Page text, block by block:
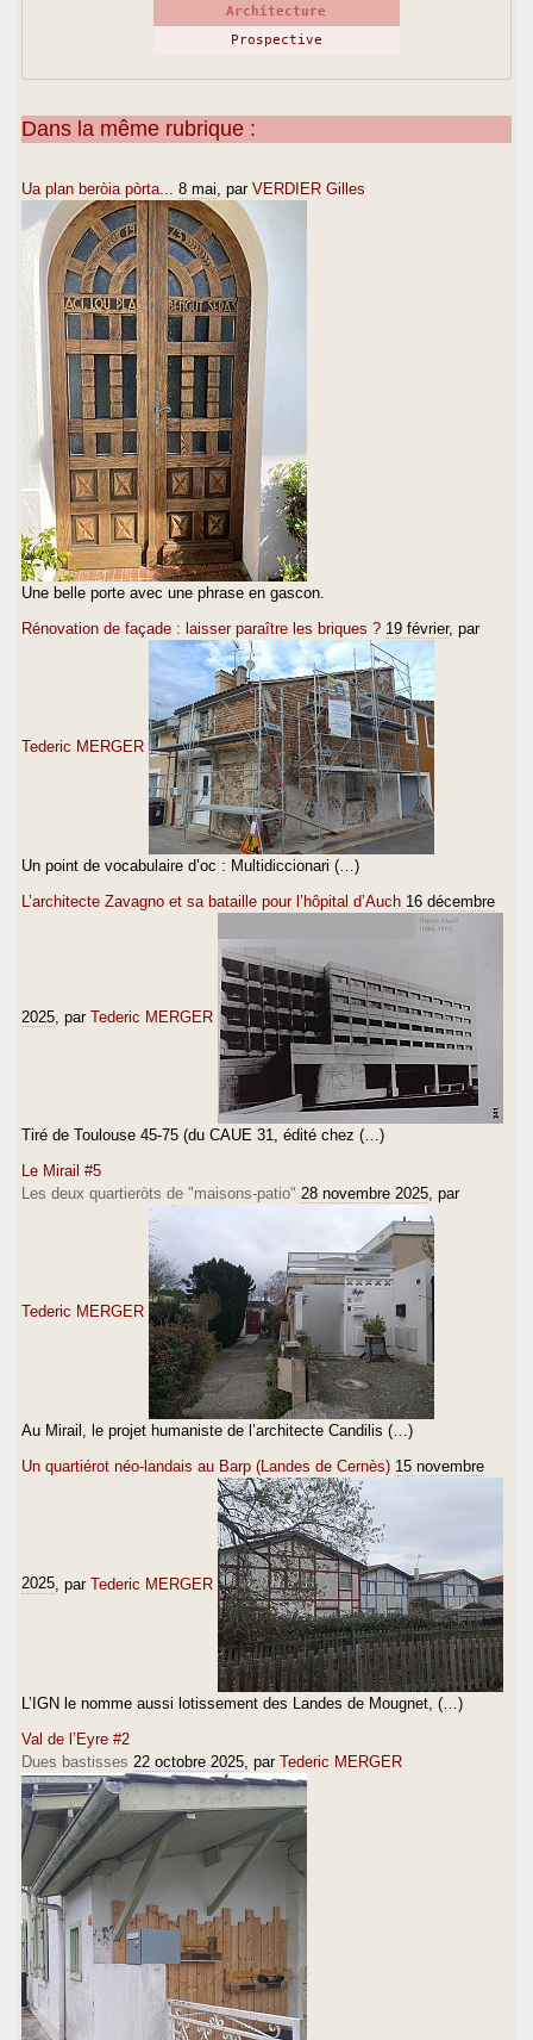
Architecture
Prospective
Dans la même rubrique :
Ua plan beròia pòrta... 8 mai , par VERDIER Gilles
Une belle porte avec une phrase en gascon.
Rénovation de façade : laisser paraître les briques ? 19 février, par
Tederic MERGER
Un point de vocabulaire d’oc : Multidiccionari (…)
L’architecte Zavagno et sa bataille pour l’hôpital d’Auch 16 décembre
2025 , par Tederic MERGER
Tiré de Toulouse 45-75 (du CAUE 31, édité chez (…)
Le Mirail #5
Les deux quartieròts de "maisons-patio" 28 novembre 2025 , par
Tederic MERGER
Au Mirail, le projet humaniste de l’architecte Candilis (…)
Un quartiérot néo-landais au Barp (Landes de Cernès) 15 novembre
2025 , par Tederic MERGER
L’IGN le nomme aussi lotissement des Landes de Mougnet, (…)
Val de l’Eyre #2
Dues bastisses 22 octobre 2025 , par Tederic MERGER